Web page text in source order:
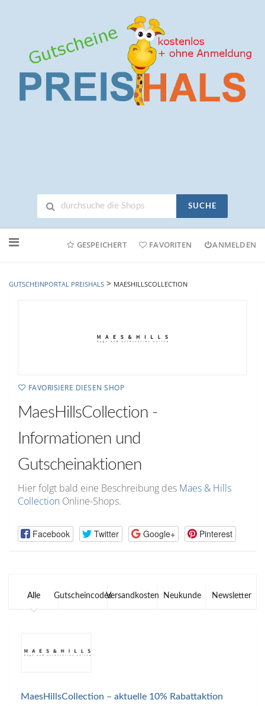
SUCHE
Online-
GESPEICHERT FAVORITEN ANMELDEN
GUTSCHEINPORTAL PREISHALS > MAESHILLSCOLLECTION
FAVORISIERE DIESEN SHOP
MaesHillsCollection -
Informationen und
Gutscheinaktionen
Hier folgt bald eine Beschreibung des Maes & Hills
Collection Online-Shops.
Facebook Twitter Google+ Pinterest
Alle GutscheincodesVersandkosten Neukunde Newsletter
MaesHillsCollection – aktuelle 10% Rabattaktion